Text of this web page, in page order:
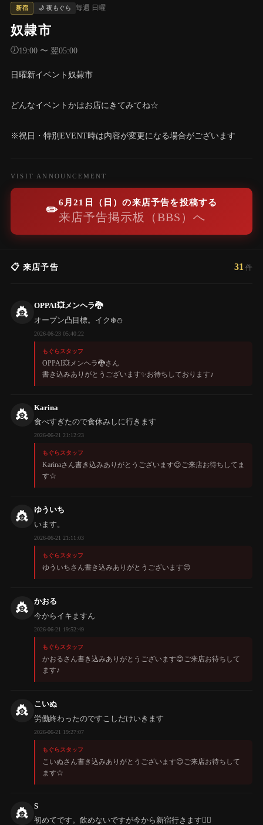
新宿 🌙 夜もぐら 毎週 日曜
奴隷市
🕖19:00 〜 翌05:00
日曜新イベント奴隷市
どんなイベントかはお店にきてみてね☆
※祝日・特別EVENT時は内容が変更になる場合がございます
VISIT ANNOUNCEMENT
✏️
6月21日（日）の来店予告を投稿する
来店予告掲示板（BBS）へ
📋 来店予告 31 件
👸
OPPAI💥メンヘラ🐉
オープン凸目標。イク❄️⛄️
2026-06-23 05:40:22
もぐらスタッフ
OPPAI💥メンヘラ🐉さん
書き込みありがとうございます✨️お待ちしております♪
👸
Karina
食べすぎたので食休みしに行きます
2026-06-21 21:12:23
もぐらスタッフ
Karinaさん書き込みありがとうございます😊ご来店お待ちしてま
す☆
👸
ゆういち
います。
2026-06-21 21:11:03
もぐらスタッフ
ゆういちさん書き込みありがとうございます😊
👸
かおる
今からイキますん
2026-06-21 19:52:49
もぐらスタッフ
かおるさん書き込みありがとうございます😊ご来店お待ちして
ます♪
👸
こいぬ
労働終わったのですこしだけいきます
2026-06-21 19:27:07
もぐらスタッフ
こいぬさん書き込みありがとうございます😊ご来店お待ちして
ます☆
👸
S
初めてです。飲めないですが今から新宿行きます🙇‍♂️